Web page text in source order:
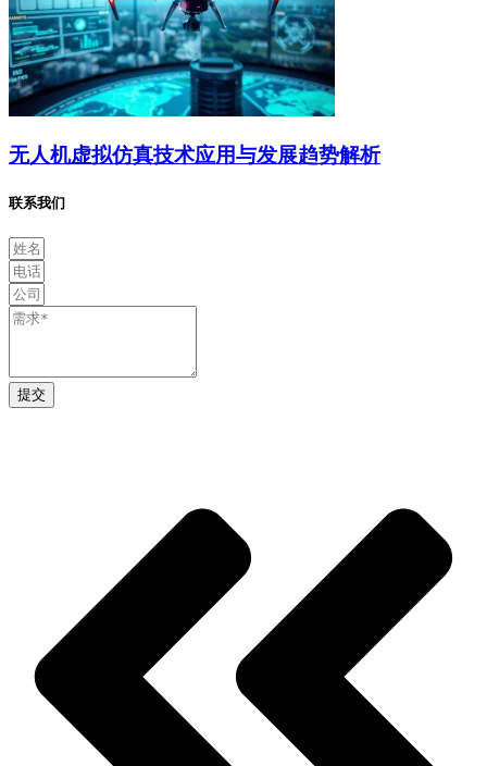
无人机虚拟仿真技术应用与发展趋势解析
联系我们
提交